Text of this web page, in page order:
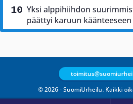
Yksi alppihiihdon
päättyi karuun käänteeseen
© 2026 - SuomiUrheilu. Kaikki